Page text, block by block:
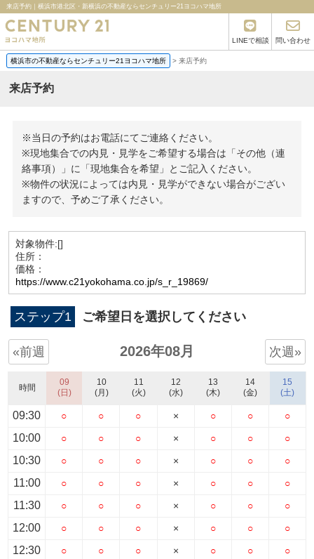
来店予約｜横浜市港北区・新横浜の不動産ならセンチュリー21ヨコハマ地所
LINEで相談 問い合わせ
横浜市の不動産ならセンチュリー21ヨコハマ地所 > 来店予約
来店予約
※当日の予約はお電話にてご連絡ください。
※現地集合での内見・見学をご希望する場合は「その他（連
絡事項）」に「現地集合を希望」とご記入ください。
※物件の状況によっては内見・見学ができない場合がござい
ますので、予めご了承ください。
対象物件:[]
住所：
価格：
https://www.c21yokohama.co.jp/s_r_19869/
ステップ1 ご希望日を選択してください
«前週 2026年08月 次週»
時間
09:30
10:00
10:30
11:00
11:30
12:00
12:30
09
(日)
○
○
○
○
○
○
○
10
(月)
○
○
○
○
○
○
○
11
(火)
○
○
○
○
○
○
○
12
(水)
×
×
×
×
×
×
×
13
(木)
○
○
○
○
○
○
○
14
(金)
○
○
○
○
○
○
○
15
(土)
○
○
○
○
○
○
○